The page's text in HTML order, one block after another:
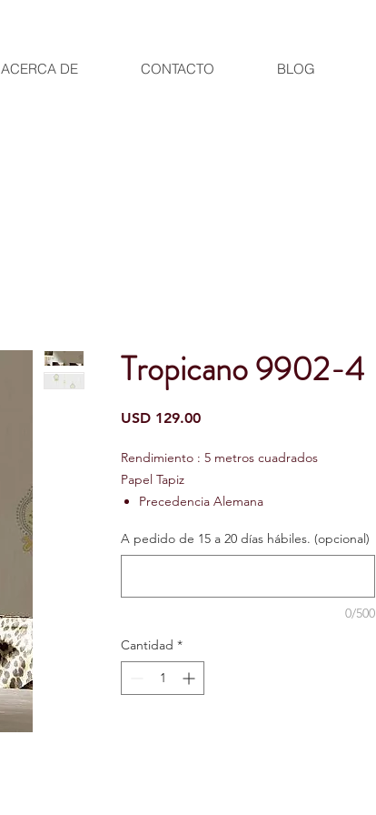
ACERCA DE CONTACTO BLOG
Tropicano 9902-4
USD 129.00Precio
Rendimiento : 5 metros cuadrados
Papel Tapiz
Precedencia Alemana
Ignifugo
A pedido de 15 a 20 días hábiles. (opcional)
0/500
Cantidad *